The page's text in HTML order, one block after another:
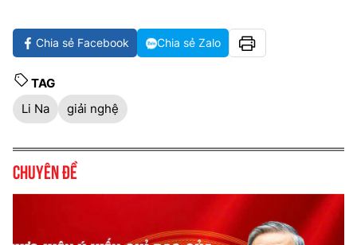
Chia sẻ Facebook Chia sẻ Zalo
TAG
Li Na
giải nghệ
Chuyên đề